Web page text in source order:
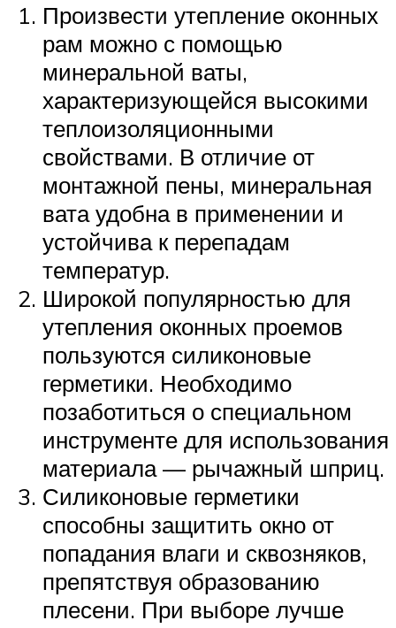
Произвести утепление оконных
рам можно с помощью
минеральной ваты,
характеризующейся высокими
теплоизоляционными
свойствами. В отличие от
монтажной пены, минеральная
вата удобна в применении и
устойчива к перепадам
температур.
Широкой популярностью для
утепления оконных проемов
пользуются силиконовые
герметики. Необходимо
позаботиться о специальном
инструменте для использования
материала — рычажный шприц.
Силиконовые герметики
способны защитить окно от
попадания влаги и сквозняков,
препятствуя образованию
плесени. При выборе лучше